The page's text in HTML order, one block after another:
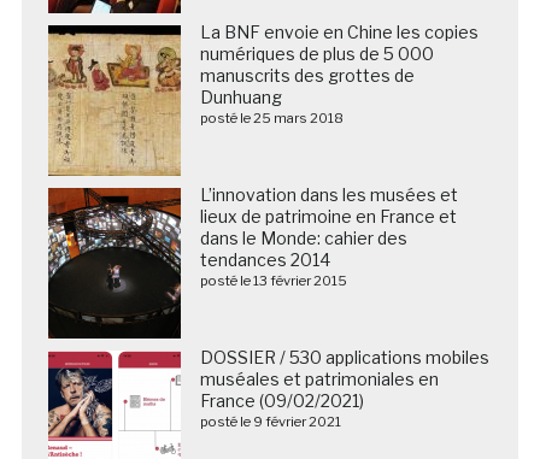
La BNF envoie en Chine les copies
numériques de plus de 5 000
manuscrits des grottes de
Dunhuang
posté le 25 mars 2018
L’innovation dans les musées et
lieux de patrimoine en France et
dans le Monde: cahier des
tendances 2014
posté le 13 février 2015
DOSSIER / 530 applications mobiles
muséales et patrimoniales en
France (09/02/2021)
posté le 9 février 2021